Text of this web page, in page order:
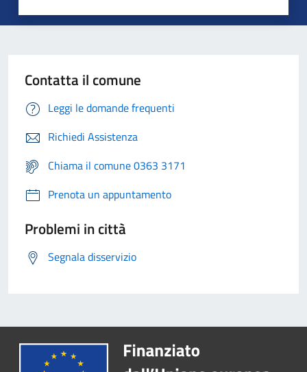
Contatta il comune
Leggi le domande frequenti
Richiedi Assistenza
Chiama il comune 0363 3171
Prenota un appuntamento
Problemi in città
Segnala disservizio